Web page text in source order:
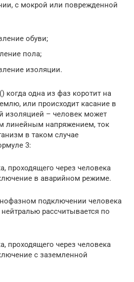
с мокрой или поврежденной
обуви;
пола;
изоляции.
когда одна из фаз коротит на
или происходит касание в
изоляцией – человек может
линейным напряжением, ток
в таком случае
3:
проходящего через человека
в аварийном режиме.
подключении человека
рассчитывается по
проходящего через человека
с заземленной